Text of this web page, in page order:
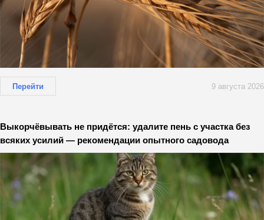
Перейти 9 августа 2026
Выкорчёвывать не придётся: удалите пень с участка без
всяких усилий — рекомендации опытного садовода